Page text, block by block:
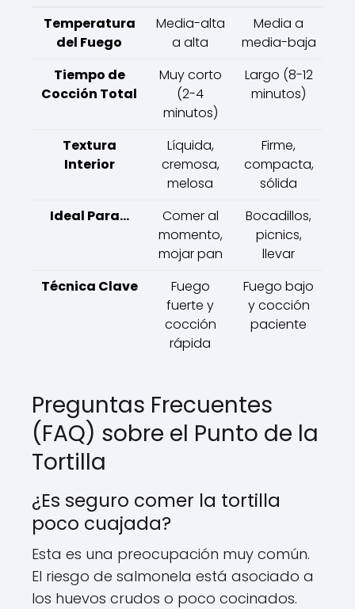
Temperatura
del Fuego
Media-alta
a alta
Media a
media-baja
Tiempo de
Cocción Total
Muy corto
(2-4
minutos)
Largo (8-12
minutos)
Textura
Interior
Líquida,
cremosa,
melosa
Firme,
compacta,
sólida
Ideal Para...
Comer al
momento,
mojar pan
Bocadillos,
picnics,
llevar
Técnica Clave
Fuego
fuerte y
cocción
rápida
Fuego bajo
y cocción
paciente
Preguntas Frecuentes
(FAQ) sobre el Punto de la
Tortilla
¿Es seguro comer la tortilla
poco cuajada?
Esta es una preocupación muy común.
El riesgo de salmonela está asociado a
los huevos crudos o poco cocinados.